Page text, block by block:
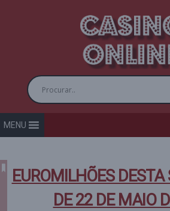
MENU
EUROMILHÕES DESTA
DE 22 DE MAIO